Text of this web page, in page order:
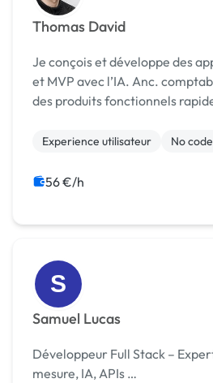
Thomas David
Je conçois et développe des
et MVP avec l’IA. Anc.
des produits fonctionnels
Experience utilisateur No code
56 €/h
S
Samuel Lucas
Développeur Full Stack –
mesure, IA, APIs …